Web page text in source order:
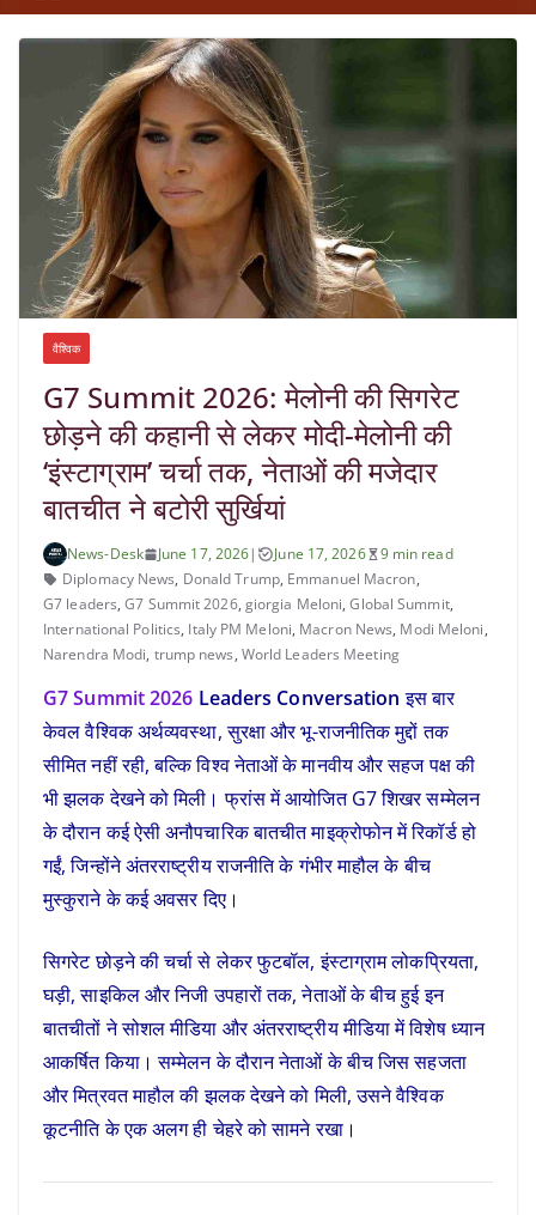
वैश्विक
G7 Summit 2026: मेलोनी की सिगरेट
छोड़ने की कहानी से लेकर मोदी-मेलोनी की
‘इंस्टाग्राम’ चर्चा तक, नेताओं की मजेदार
बातचीत ने बटोरी सुर्खियां
News-Desk June 17, 2026| June 17, 2026
9 min read
Diplomacy News, Donald Trump, Emmanuel Macron,
G7 leaders,G7 Summit 2026, giorgia Meloni,Global Summit,
International Politics, Italy PM Meloni, Macron News, Modi Meloni,
Narendra Modi, trump news, World Leaders Meeting
G7 Summit 2026 Leaders Conversation इस बार
केवल वैश्विक अर्थव्यवस्था, सुरक्षा और भू-राजनीतिक मुद्दों तक
सीमित नहीं रही, बल्कि विश्व नेताओं के मानवीय और सहज पक्ष की
भी झलक देखने को मिली। फ्रांस में आयोजित G7 शिखर सम्मेलन
के दौरान कई ऐसी अनौपचारिक बातचीत माइक्रोफोन में रिकॉर्ड हो
गईं, जिन्होंने अंतरराष्ट्रीय राजनीति के गंभीर माहौल के बीच
मुस्कुराने के कई अवसर दिए।
सिगरेट छोड़ने की चर्चा से लेकर फुटबॉल, इंस्टाग्राम लोकप्रियता,
घड़ी, साइकिल और निजी उपहारों तक, नेताओं के बीच हुई इन
बातचीतों ने सोशल मीडिया और अंतरराष्ट्रीय मीडिया में विशेष ध्यान
आकर्षित किया। सम्मेलन के दौरान नेताओं के बीच जिस सहजता
और मित्रवत माहौल की झलक देखने को मिली, उसने वैश्विक
कूटनीति के एक अलग ही चेहरे को सामने रखा।